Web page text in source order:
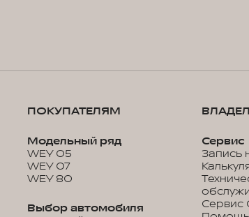
ПОКУПАТЕЛЯМ
Модельный ряд
WEY 05
WEY 07
WEY 80
Выбор автомобиля
Сервис
Запись
Сервис